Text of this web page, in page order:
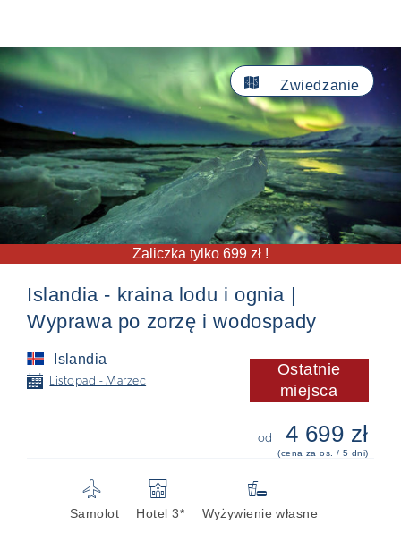
Zaliczka tylko 699 zł !
Zwiedzanie

Islandia - kraina lodu i ognia |
Wyprawa po zorzę i wodospady
Islandia
📅 Listopad - Marzec
Ostatnie
miejsca
od 4 699 zł
(cena za os. / 5 dni)
✈
Samolot
🏨
Hotel 3*

Wyżywienie własne